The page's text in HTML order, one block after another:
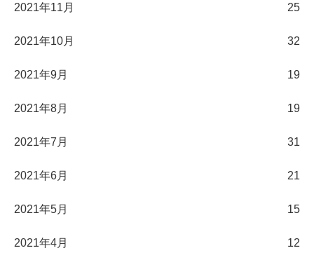
2021年11月 25
2021年10月 32
2021年9月 19
2021年8月 19
2021年7月 31
2021年6月 21
2021年5月 15
2021年4月 12